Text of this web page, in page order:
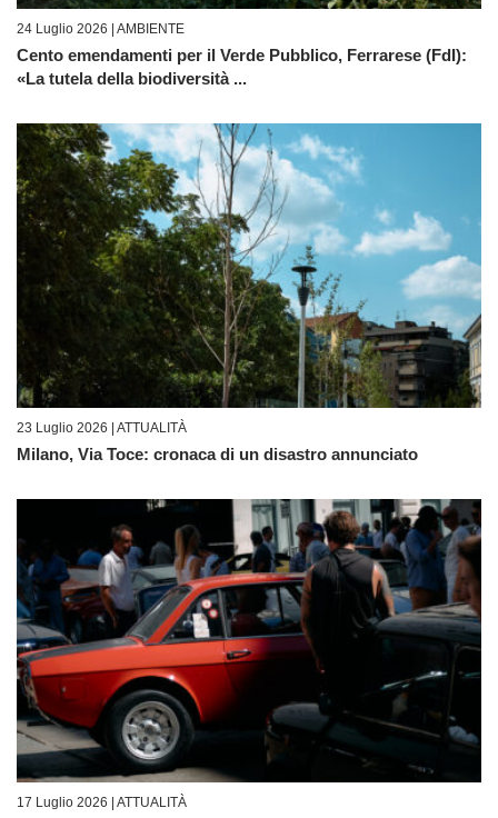
24 Luglio 2026 | AMBIENTE
Cento emendamenti per il Verde Pubblico, Ferrarese (FdI):
«La tutela della biodiversità ...
23 Luglio 2026 | ATTUALITÀ
Milano, Via Toce: cronaca di un disastro annunciato
17 Luglio 2026 | ATTUALITÀ